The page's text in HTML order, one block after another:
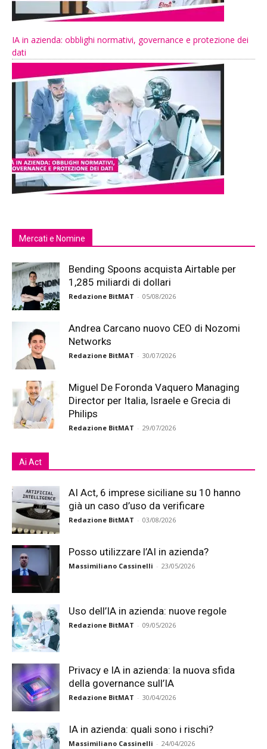
IA in azienda: obblighi normativi, governance e protezione dei
dati
Mercati e Nomine
Bending Spoons acquista Airtable per
1,285 miliardi di dollari
Redazione BitMAT - 05/08/2026
Andrea Carcano nuovo CEO di Nozomi
Networks
Redazione BitMAT - 30/07/2026
Miguel De Foronda Vaquero Managing
Director per Italia, Israele e Grecia di
Philips
Redazione BitMAT - 29/07/2026
Ai Act
AI Act, 6 imprese siciliane su 10 hanno
già un caso d’uso da verificare
Redazione BitMAT - 03/08/2026
Posso utilizzare l’AI in azienda?
Massimiliano Cassinelli - 23/05/2026
Uso dell’IA in azienda: nuove regole
Redazione BitMAT - 09/05/2026
Privacy e IA in azienda: la nuova sfida
della governance sull’IA
Redazione BitMAT - 30/04/2026
IA in azienda: quali sono i rischi?
Massimiliano Cassinelli - 24/04/2026